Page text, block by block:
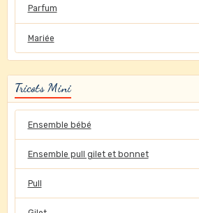
Parfum
Mariée
Tricots Mini
Ensemble bébé
Ensemble pull gilet et bonnet
Pull